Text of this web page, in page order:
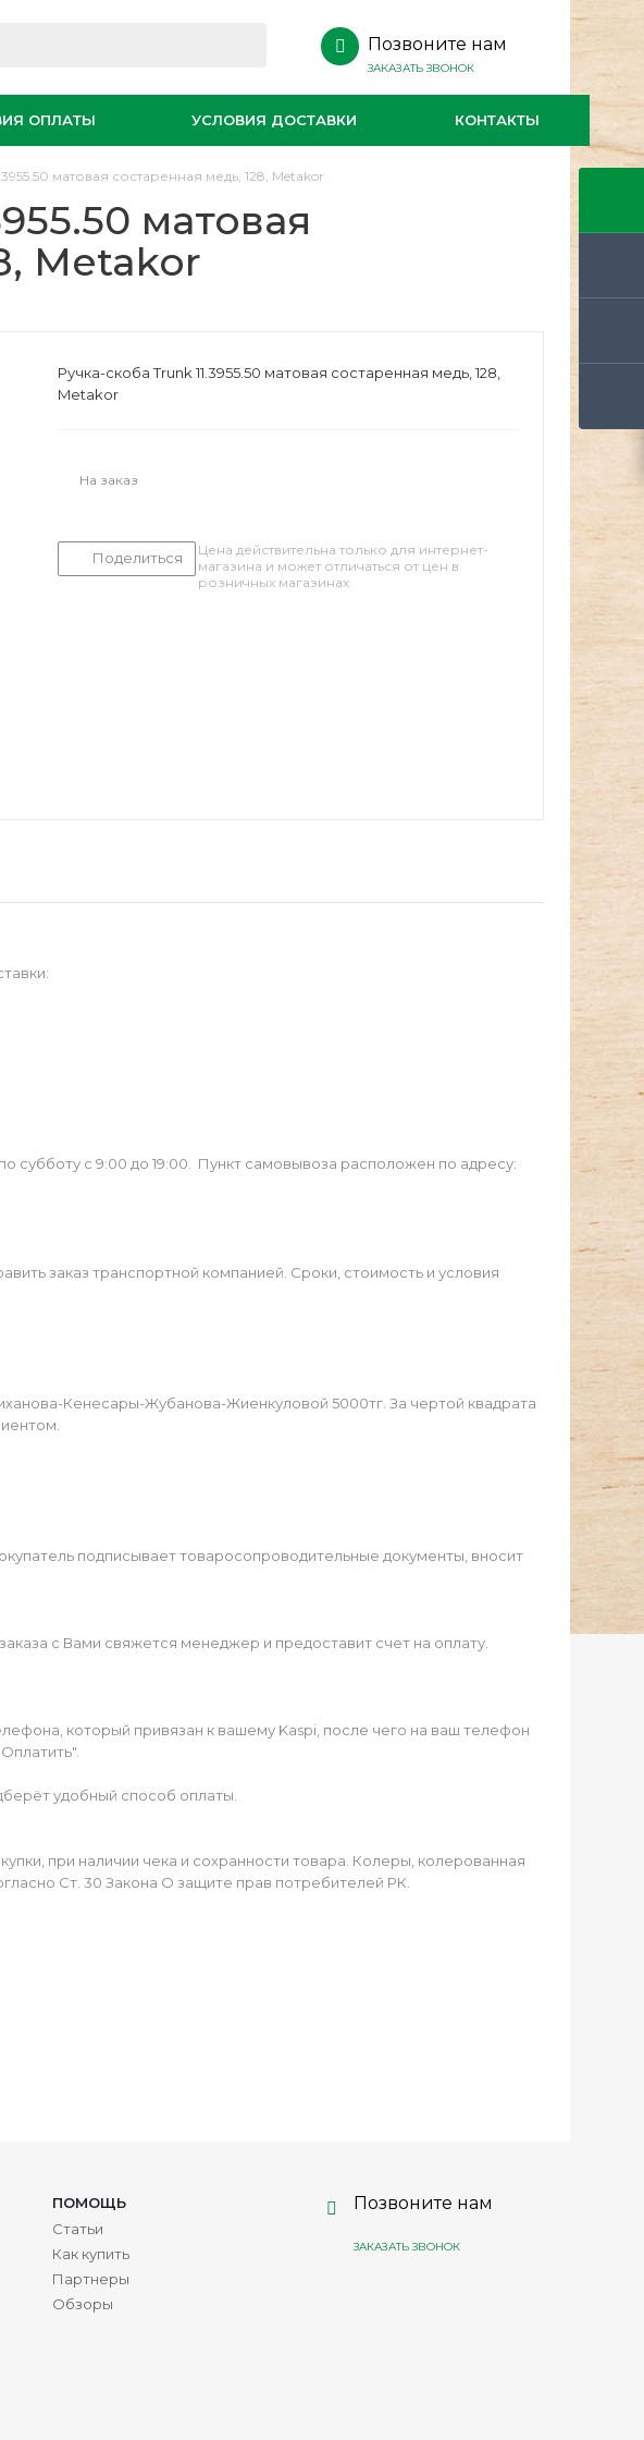
Позвоните нам
ЗАКАЗАТЬ ЗВОНОК
ОПЛАТЫ УСЛОВИЯ ДОСТАВКИ КОНТАКТЫ
матовая состаренная медь, 128, Metakor
матовая
Metakor
Ручка-скоба Trunk 11.3955.50 матовая состаренная медь, 128,
Metakor
На заказ
Поделиться
Цена действительна только для интернет-
магазина и может отличаться от цен в
розничных магазинах
субботу с 9:00 до 19:00. Пункт самовывоза расположен по адресу:
заказ транспортной компанией. Сроки, стоимость и условия
Кенесары-Жубанова-Жиенкуловой 5000тг. За чертой квадрата
подписывает товаросопроводительные документы, вносит
с Вами свяжется менеджер и предоставит счет на оплату.
который привязан к вашему Kaspi, после чего на ваш телефон
удобный способ оплаты.
при наличии чека и сохранности товара. Колеры, колерованная
Ст. 30 Закона О защите прав потребителей РК.
ПОМОЩЬ
Статьи
Как купить
Партнеры
Обзоры
Позвоните нам
ЗАКАЗАТЬ ЗВОНОК